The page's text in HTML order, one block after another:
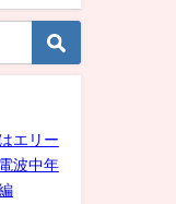
エリー
波中年